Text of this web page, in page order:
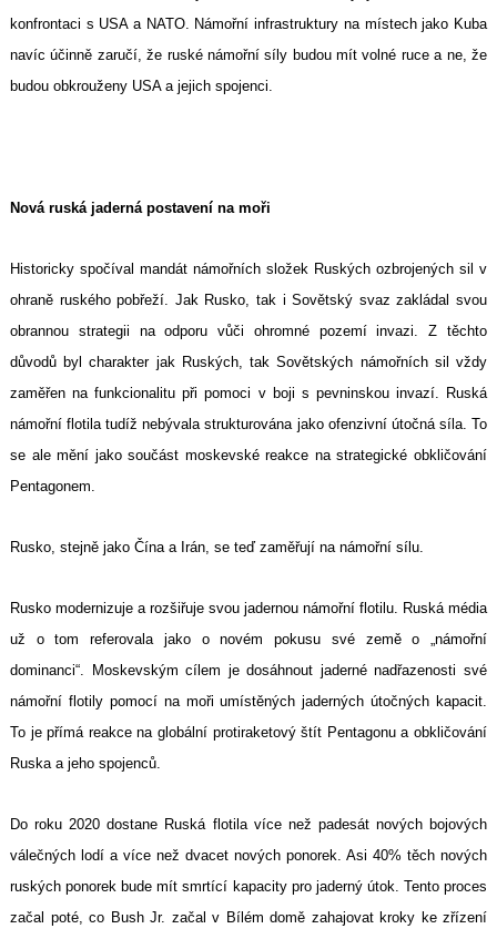
konfrontaci s USA a NATO. Námořní infrastruktury na místech jako Kuba
navíc účinně zaručí, že ruské námořní síly budou mít volné ruce a ne, že
budou obkrouženy USA a jejich spojenci.
Nová ruská jaderná postavení na moři
Historicky spočíval mandát námořních složek Ruských ozbrojených sil v
ohraně ruského pobřeží. Jak Rusko, tak i Sovětský svaz zakládal svou
obrannou strategii na odporu vůči ohromné pozemí invazi. Z těchto
důvodů byl charakter jak Ruských, tak Sovětských námořních sil vždy
zaměřen na funkcionalitu při pomoci v boji s pevninskou invazí. Ruská
námořní flotila tudíž nebývala strukturována jako ofenzivní útočná síla. To
se ale mění jako součást moskevské reakce na strategické obkličování
Pentagonem.
Rusko, stejně jako Čína a Irán, se teď zaměřují na námořní sílu.
Rusko modernizuje a rozšiřuje svou jadernou námořní flotilu. Ruská média
už o tom referovala jako o novém pokusu své země o „námořní
dominanci“. Moskevským cílem je dosáhnout jaderné nadřazenosti své
námořní flotily pomocí na moři umístěných jaderných útočných kapacit.
To je přímá reakce na globální protiraketový štít Pentagonu a obkličování
Ruska a jeho spojenců.
Do roku 2020 dostane Ruská flotila více než padesát nových bojových
válečných lodí a více než dvacet nových ponorek. Asi 40% těch nových
ruských ponorek bude mít smrtící kapacity pro jaderný útok. Tento proces
začal poté, co Bush Jr. začal v Bílém domě zahajovat kroky ke zřízení